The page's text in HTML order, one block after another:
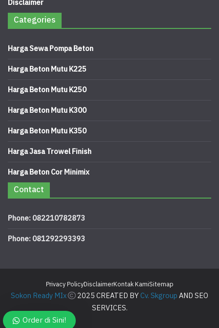
Disclaimer
Categories
Harga Sewa Pompa Beton
Harga Beton Mutu K225
Harga Beton Mutu K250
Harga Beton Mutu K300
Harga Beton Mutu K350
Harga Jasa Trowel Finish
Harga Beton Cor Minimix
Contact
Phone: 082210782873
Phone: 081292293393
Privacy PolicyDisclaimerKontak KamiSitemap
Sokon Ready MIx 2025 CREATED BYCv. SkgroupAND SEO
SERVICES.
Order di Sini!